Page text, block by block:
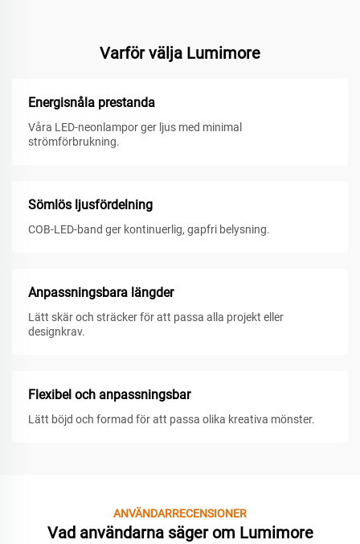
Varför välja Lumimore
Energisnåla prestanda
Våra LED-neonlampor ger ljus med minimal
strömförbrukning.
Sömlös ljusfördelning
COB-LED-band ger kontinuerlig, gapfri belysning.
Anpassningsbara längder
Lätt skär och sträcker för att passa alla projekt eller
designkrav.
Flexibel och anpassningsbar
Lätt böjd och formad för att passa olika kreativa mönster.
ANVÄNDARRECENSIONER
Vad användarna säger om Lumimore